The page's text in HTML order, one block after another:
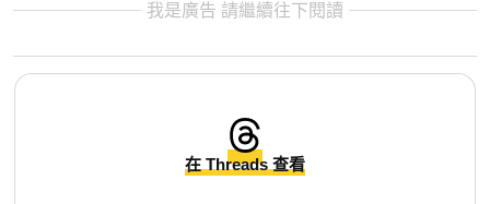
我是廣告 請繼續往下閱讀
在 Threads 查看